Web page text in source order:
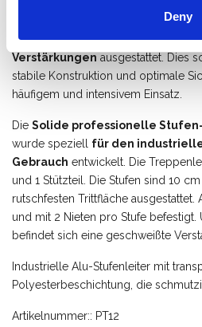
Deny
Für zusätzliche Stabilität und eine
die Stehleiter unter der ersten Stufe
Verstärkungen ausgestattet. Dies
stabile Konstruktion und optimale
häufigem und intensivem Einsatz.
Die Solide professionelle
wurde speziell für den
Gebrauch entwickelt. Die
und 1 Stützteil. Die Stufen sind 10
rutschfesten Trittfläche
und mit 2 Nieten pro Stufe befestigt.
befindet sich eine geschweißte
Industrielle Alu-Stufenleiter mit
Polyesterbeschichtung, die
Artikelnummer:: PT12